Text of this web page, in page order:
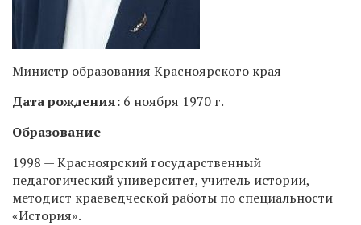
Министр образования Красноярского края
Дата рождения: 6 ноября 1970 г.
Образование
1998 — Красноярский государственный
педагогический университет, учитель истории,
методист краеведческой работы по специальности
«История».